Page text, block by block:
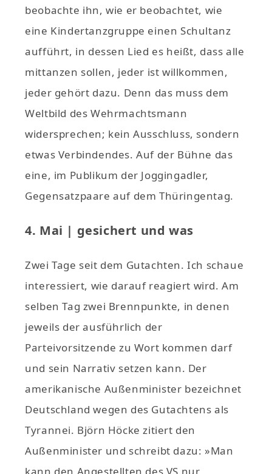
beobachte ihn, wie er beobachtet, wie
eine Kindertanzgruppe einen Schultanz
aufführt, in dessen Lied es heißt, dass alle
mittanzen sollen, jeder ist willkommen,
jeder gehört dazu. Denn das muss dem
Weltbild des Wehrmachtsmann
widersprechen; kein Ausschluss, sondern
etwas Verbindendes. Auf der Bühne das
eine, im Publikum der Joggingadler,
Gegensatzpaare auf dem Thüringentag.
4. Mai | gesichert und was
Zwei Tage seit dem Gutachten. Ich schaue
interessiert, wie darauf reagiert wird. Am
selben Tag zwei Brennpunkte, in denen
jeweils der ausführlich der
Parteivorsitzende zu Wort kommen darf
und sein Narrativ setzen kann. Der
amerikanische Außenminister bezeichnet
Deutschland wegen des Gutachtens als
Tyrannei. Björn Höcke zitiert den
Außenminister und schreibt dazu: »Man